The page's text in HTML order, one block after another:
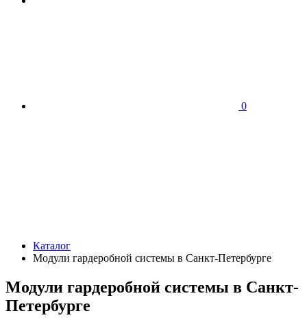
0
Каталог
Модули гардеробной системы в Санкт-Петербурге
Модули гардеробной системы в Санкт-
Петербурге